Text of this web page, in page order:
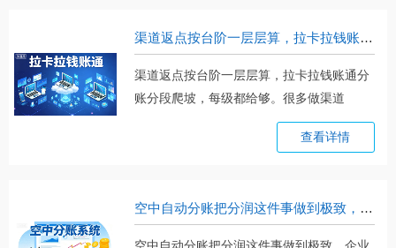
渠道返点按台阶一层层算，拉卡拉钱账通分账分段爬坡，每级都给够
渠道返点按台阶一层层算，拉卡拉钱账通分
账分段爬坡，每级都给够。很多做渠道
查看详情
空中自动分账把分润这件事做到极致，企业只管赚钱
空中自动分账把分润这件事做到极致，企业